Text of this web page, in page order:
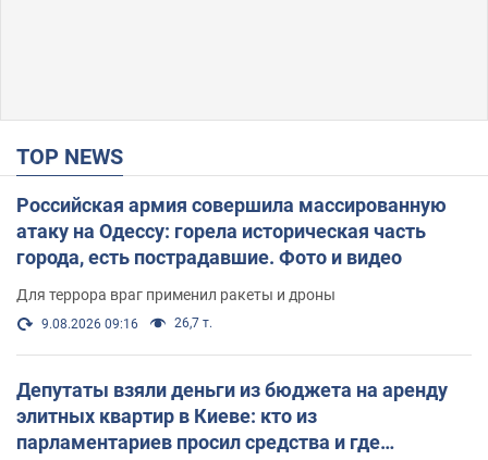
TOP NEWS
Российская армия совершила массированную
атаку на Одессу: горела историческая часть
города, есть пострадавшие. Фото и видео
Для террора враг применил ракеты и дроны
9.08.2026 09:16 26,7 т.
Депутаты взяли деньги из бюджета на аренду
элитных квартир в Киеве: кто из
парламентариев просил средства и где